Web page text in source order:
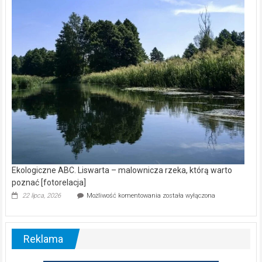
kamerą
wśród
Ekologiczne ABC. Liswarta – malownicza rzeka, którą warto
poznać [fotorelacja]
22 lipca, 2026 Możliwość komentowania Ekologiczne
–
warto
została wyłączona
Reklama